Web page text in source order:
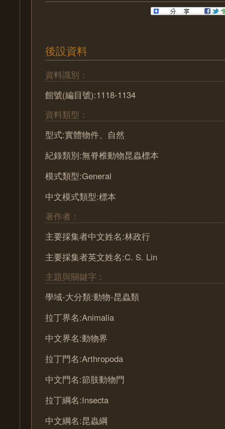
後設資料
資料識別：
館號(編目號):1118-1134
資料類型：
型式:實體物件、自然
紀錄類別:無脊椎動物昆蟲標本
模式類型:General
中文模式類型:標本
著作者：
主要採集者中文姓名:林政行
主要採集者英文姓名:C. S. Lin
主題與關鍵字：
學域-大分類:動物-昆蟲類
拉丁界名:Animalia
中文界名:動物界
拉丁門名:Arthropoda
中文門名:節肢動物門
拉丁綱名:Insecta
中文綱名:昆蟲綱